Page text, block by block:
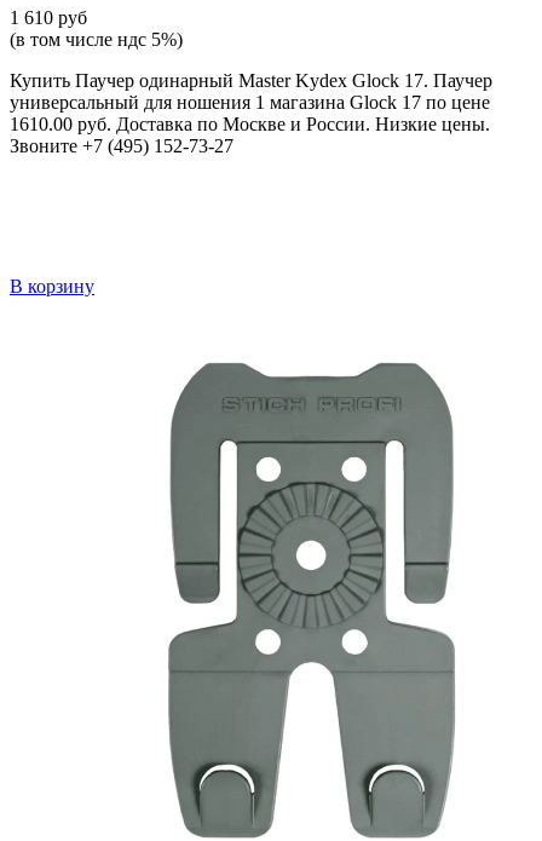
1 610 руб
(в том числе ндс 5%)
Купить Паучер одинарный Master Kydex Glock 17. Паучер
универсальный для ношения 1 магазина Glock 17 по цене
1610.00 руб. Доставка по Москве и России. Низкие цены.
Звоните +7 (495) 152-73-27
В корзину